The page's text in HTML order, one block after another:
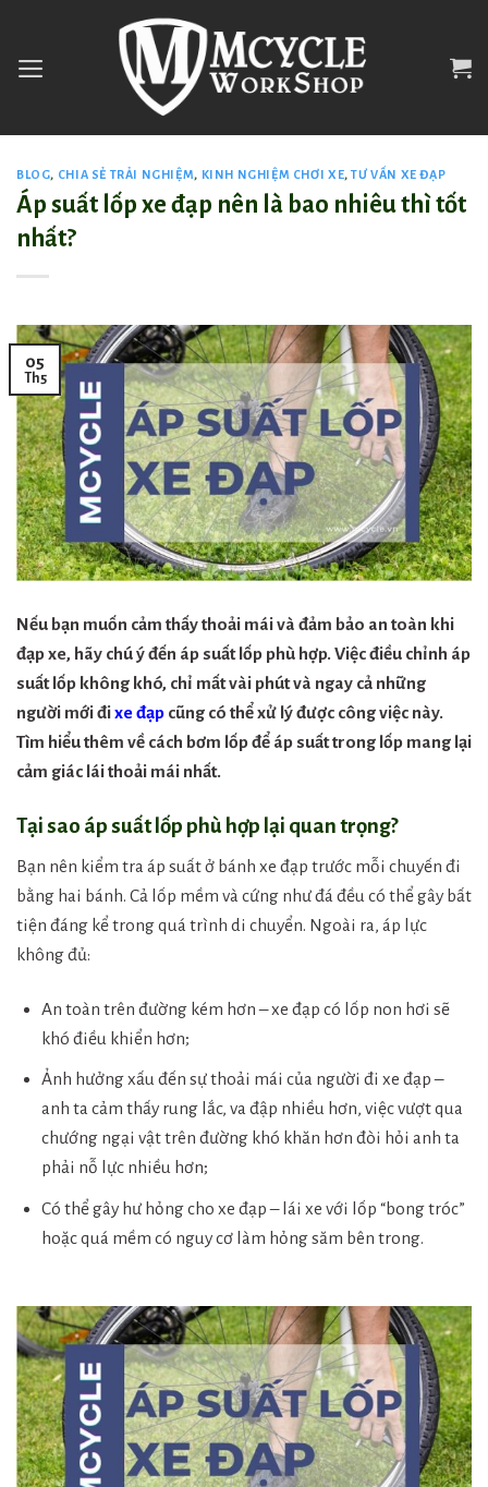
content
BLOG, CHIA SẺ TRẢI NGHIỆM, KINH NGHIỆM CHƠI XE,TƯ VẤN XE ĐẠP
Áp suất lốp xe đạp nên là bao nhiêu thì tốt
nhất?
05
Th5
Nếu bạn muốn cảm thấy thoải mái và đảm bảo an toàn khi
đạp xe, hãy chú ý đến áp suất lốp phù hợp. Việc điều chỉnh áp
suất lốp không khó, chỉ mất vài phút và ngay cả những
người mới đixe đạp cũng có thể xử lý được công việc này.
Tìm hiểu thêm về cách bơm lốp để áp suất trong lốp mang lại
cảm giác lái thoải mái nhất.
Tại sao áp suất lốp phù hợp lại quan trọng?
Bạn nên kiểm tra áp suất ở bánh xe đạp trước mỗi chuyến đi
bằng hai bánh. Cả lốp mềm và cứng như đá đều có thể gây bất
tiện đáng kể trong quá trình di chuyển. Ngoài ra, áp lực
không đủ:
An toàn trên đường kém hơn – xe đạp có lốp non hơi sẽ
khó điều khiển hơn;
Ảnh hưởng xấu đến sự thoải mái của người đi xe đạp –
anh ta cảm thấy rung lắc, va đập nhiều hơn, việc vượt qua
chướng ngại vật trên đường khó khăn hơn đòi hỏi anh ta
phải nỗ lực nhiều hơn;
Có thể gây hư hỏng cho xe đạp – lái xe với lốp “bong tróc”
hoặc quá mềm có nguy cơ làm hỏng săm bên trong.